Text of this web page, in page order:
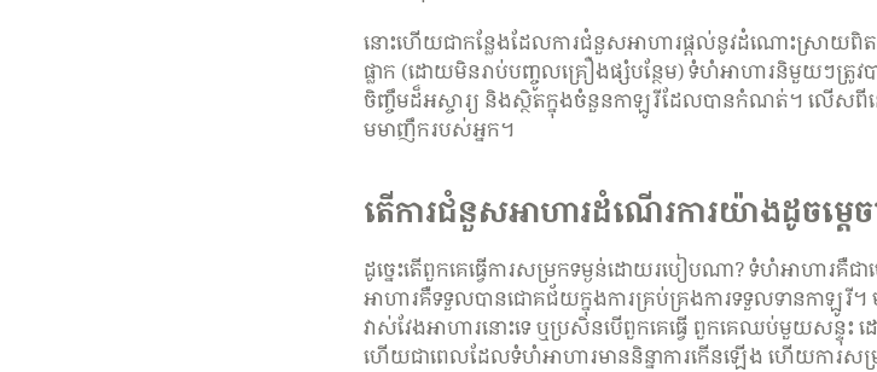
នោះហើយជាកន្លែងដែលការជំនួសអាហារផ្តល់នូវដំណោះស្រាយពិ
ផ្លាក (ដោយមិនរាប់បញ្ចូលគ្រឿងផ្សំបន្ថែម) ទំហំអាហារនិមួយៗត្
ចិញ្ចឹមដ៏អស្ចារ្យ និងស្ថិតក្នុងចំនួនកាឡូរីដែលបានកំណត់។ លើសពីន
មមាញឹករបស់អ្នក។
តើការជំនួសអាហារដំណើរការយ៉ាងដូចម្តេ
ដូច្នេះតើពួកគេធ្វើការសម្រកទម្ងន់ដោយរបៀបណា? ទំហំអាហា
អាហារគឺទទួលបានជោគជ័យក្នុងការគ្រប់គ្រងការទទួលទានកាឡូរី
វាស់វែងអាហារនោះទេ ឬប្រសិនបើពួកគេធ្វើ ពួកគេឈប់មួយសន្ទុះ
ហើយជាពេលដែលទំហំអាហារមាននិន្នាការកើនឡើង ហើយការស